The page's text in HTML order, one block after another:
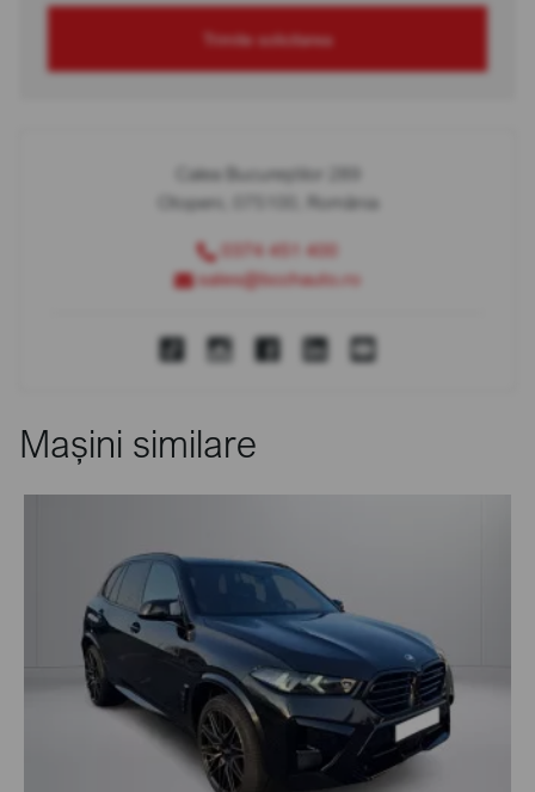
Trimite solicitarea
Calea Bucureștilor 289
Otopeni, 075100, România
0374 451 400
sales@bcchauto.ro
Mașini similare